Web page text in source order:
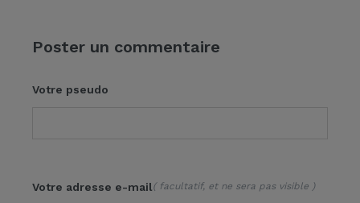
Poster un commentaire
Votre pseudo
Votre adresse e-mail( facultatif, et ne sera pas visible )